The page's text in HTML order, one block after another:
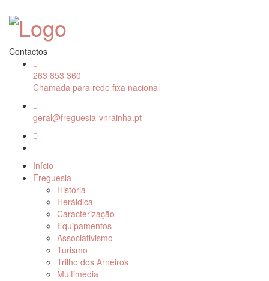
Contactos
263 853 360
Chamada para rede fixa nacional
geral@freguesia-vnrainha.pt
Início
Freguesia
História
Heráldica
Caracterização
Equipamentos
Associativismo
Turismo
Trilho dos Arneiros
Multimédia